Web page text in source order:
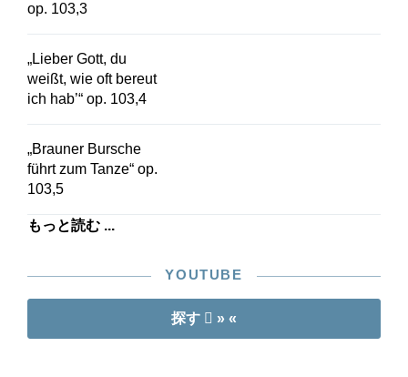
op. 103,3
„Lieber Gott, du
weißt, wie oft bereut
ich hab’“ op. 103,4
„Brauner Bursche
führt zum Tanze“ op.
103,5
もっと読む ...
YOUTUBE
探す » «